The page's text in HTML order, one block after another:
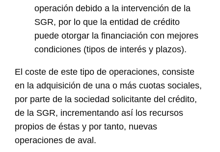
operación debido a la intervención de la
SGR, por lo que la entidad de crédito
puede otorgar la financiación con mejores
condiciones (tipos de interés y plazos).
El coste de este tipo de operaciones, consiste
en la adquisición de una o más cuotas sociales,
por parte de la sociedad solicitante del crédito,
de la SGR, incrementando así los recursos
propios de éstas y por tanto, nuevas
operaciones de aval.